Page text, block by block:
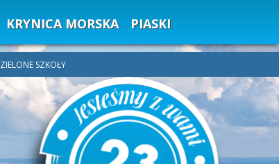
KRYNICA MORSKA PIASKI
ZIELONE SZKOŁY